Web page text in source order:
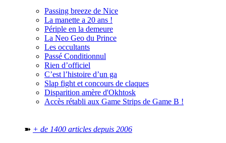
Passing breeze de Nice
La manette a 20 ans !
Périple en la demeure
La Neo Geo du Prince
Les occultants
Passé Conditionnul
Rien d’officiel
C’est l’histoire d’un ga
Slap fight et concours de claques
Disparition amère d'Okhtosk
Accès rétabli aux Game Strips de Game B !
➽ + de 1400 articles depuis 2006